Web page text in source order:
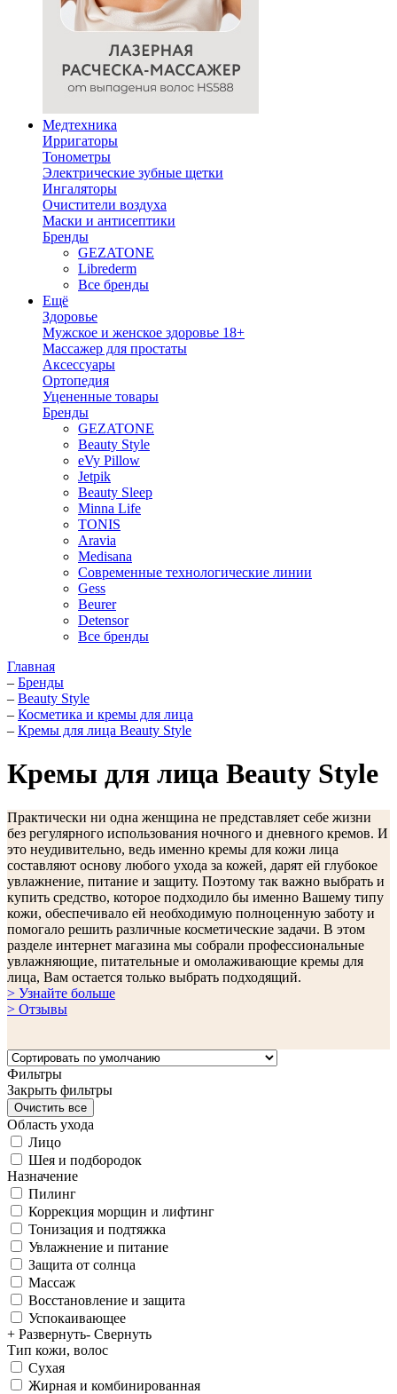
Медтехника
Ирригаторы
Тонометры
Электрические зубные щетки
Ингаляторы
Очистители воздуха
Маски и антисептики
Бренды
GEZATONE
Librederm
Все бренды
Ещё
Здоровье
Мужское и женское здоровье 18+
Массажер для простаты
Аксессуары
Ортопедия
Уцененные товары
Бренды
GEZATONE
Beauty Style
eVy Pillow
Jetpik
Beauty Sleep
Minna Life
TONIS
Aravia
Medisana
Современные технологические линии
Gess
Beurer
Detensor
Все бренды
Главная
– Бренды
– Beauty Style
– Косметика и кремы для лица
– Кремы для лица Beauty Style
Кремы для лица Beauty Style
Практически ни одна женщина не представляет себе жизни
без регулярного использования ночного и дневного кремов. И
это неудивительно, ведь именно кремы для кожи лица
составляют основу любого ухода за кожей, дарят ей глубокое
увлажнение, питание и защиту. Поэтому так важно выбрать и
купить средство, которое подходило бы именно Вашему типу
кожи, обеспечивало ей необходимую полноценную заботу и
помогало решить различные косметические задачи. В этом
разделе интернет магазина мы собрали профессиональные
увлажняющие, питательные и омолаживающие кремы для
лица, Вам остается только выбрать подходящий.
> Узнайте больше
> Отзывы
Фильтры
Закрыть фильтры
Область ухода
Лицо
Шея и подбородок
Назначение
Пилинг
Коррекция морщин и лифтинг
Тонизация и подтяжка
Увлажнение и питание
Защита от солнца
Массаж
Восстановление и защита
Успокаивающее
+ Развернуть- Свернуть
Тип кожи, волос
Сухая
Жирная и комбинированная